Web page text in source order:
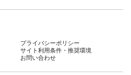
プライバシーポリシー
サイト利用条件・推奨環境
お問い合わせ